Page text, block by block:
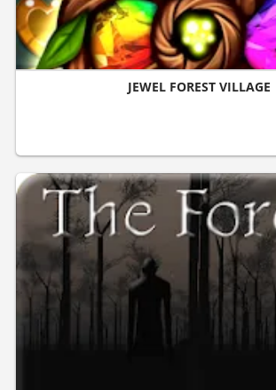
JEWEL FOREST VILLAGE